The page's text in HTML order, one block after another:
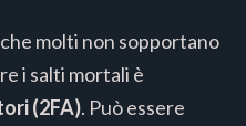
molti non sopportano
i salti mortali è
(2FA). Può essere